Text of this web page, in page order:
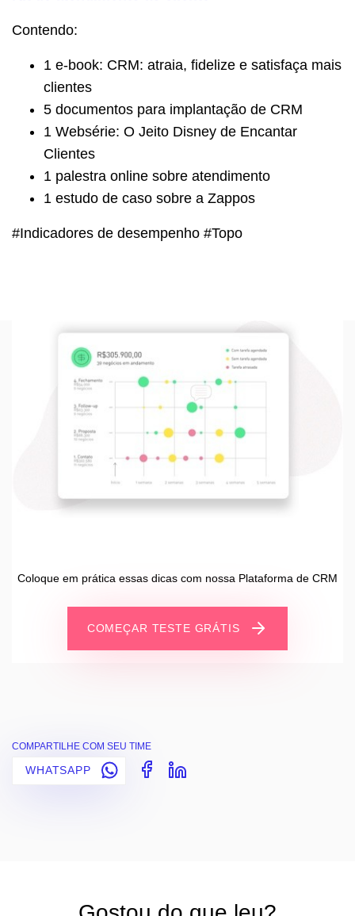
Contendo:
1 e-book: CRM: atraia, fidelize e satisfaça mais
clientes
5 documentos para implantação de CRM
1 Websérie: O Jeito Disney de Encantar
Clientes
1 palestra online sobre atendimento
1 estudo de caso sobre a Zappos
#Indicadores de desempenho #Topo
Coloque em prática essas dicas com nossa Plataforma de CRM
COMEÇAR TESTE GRÁTIS
COMPARTILHE COM SEU TIME
WHATSAPP